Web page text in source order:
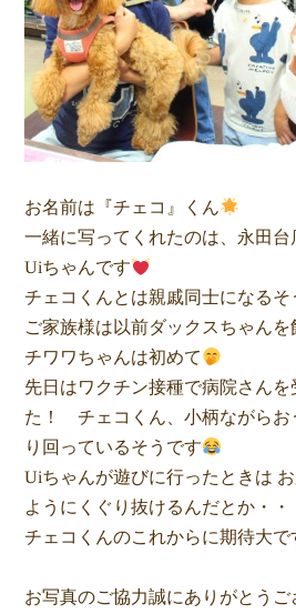
お名前は『チェコ』くん
一緒に写ってくれたのは、永田
Uiちゃんです
チェコくんとは親戚同士になる
ご家族様は以前ダックスちゃんを
チワワちゃんは初めて
先日はワクチン接種で病院さんを
た！ チェコくん、小柄ながらお
り回っているそうです
Uiちゃんが遊びに行ったときは
ようにくぐり抜けるんだとか・・
チェコくんのこれからに期待大で
お写真のご協力誠にありがとう